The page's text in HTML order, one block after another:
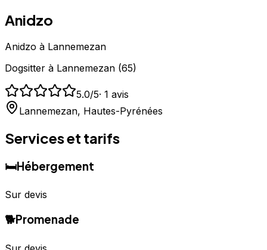
Anidzo
Anidzo à Lannemezan
Dogsitter à Lannemezan (65)
5.0/5· 1 avis
Lannemezan, Hautes-Pyrénées
Services et tarifs
🛏️Hébergement
Sur devis
🐕Promenade